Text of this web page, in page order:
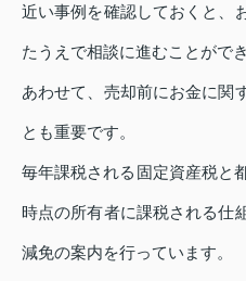
近い事例を確認しておくと、
たうえで相談に進むことができ
あわせて、売却前にお金に関
とも重要です。
毎年課税される固定資産税と
時点の所有者に課税される仕
減免の案内を行っています。